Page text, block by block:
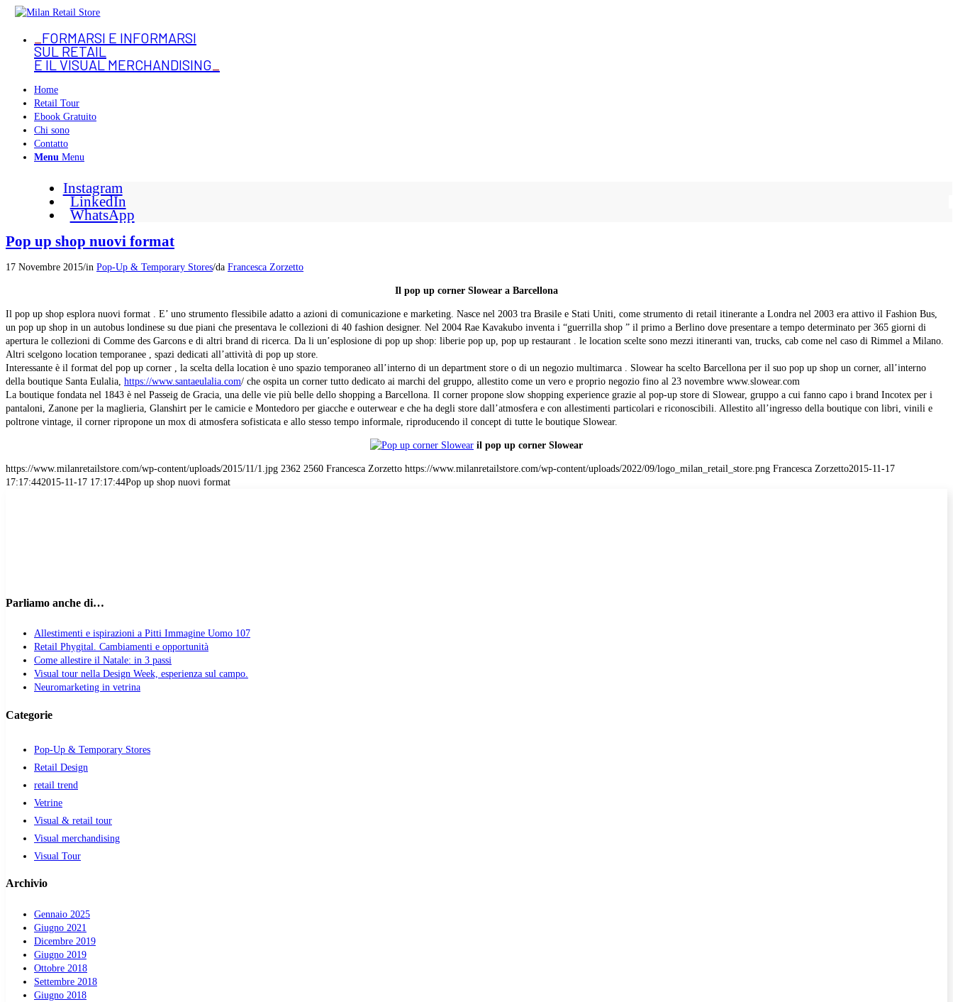
FORMARSI E INFORMARSI
SUL RETAIL
E IL VISUAL MERCHANDISING
Home
Retail Tour
Ebook Gratuito
Chi sono
Contatto
Menu Menu
Instagram
LinkedIn
WhatsApp
Pop up shop nuovi format
17 Novembre 2015/in Pop-Up & Temporary Stores/da Francesca Zorzetto
Il pop up corner Slowear a Barcellona
Il pop up shop esplora nuovi format . E’ uno strumento flessibile adatto a azioni di comunicazione e marketing. Nasce nel 2003 tra Brasile e Stati Uniti, come strumento di retail itinerante a Londra nel 2003 era attivo il Fashion Bus,
un pop up shop in un autobus londinese su due piani che presentava le collezioni di 40 fashion designer. Nel 2004 Rae Kavakubo inventa i “guerrilla shop ” il primo a Berlino dove presentare a tempo determinato per 365 giorni di
apertura le collezioni di Comme des Garcons e di altri brand di ricerca. Da li un’esplosione di pop up shop: liberie pop up, pop up restaurant . le location scelte sono mezzi itineranti van, trucks, cab come nel caso di Rimmel a Milano.
Altri scelgono location temporanee , spazi dedicati all’attività di pop up store.
Interessante è il format del pop up corner , la scelta della location è uno spazio temporaneo all’interno di un department store o di un negozio multimarca . Slowear ha scelto Barcellona per il suo pop up shop un corner, all’interno
della boutique Santa Eulalia, https://www.santaeulalia.com/ che ospita un corner tutto dedicato ai marchi del gruppo, allestito come un vero e proprio negozio fino al 23 novembre www.slowear.com
La boutique fondata nel 1843 è nel Passeig de Gracia, una delle vie più belle dello shopping a Barcellona. Il corner propone slow shopping experience grazie al pop-up store di Slowear, gruppo a cui fanno capo i brand Incotex per i
pantaloni, Zanone per la maglieria, Glanshirt per le camicie e Montedoro per giacche e outerwear e che ha degli store dall’atmosfera e con allestimenti particolari e riconoscibili. Allestito all’ingresso della boutique con libri, vinili e
poltrone vintage, il corner ripropone un mox di atmosfera sofisticata e allo stesso tempo informale, riproducendo il concept di tutte le boutique Slowear.
il pop up corner Slowear
https://www.milanretailstore.com/wp-content/uploads/2015/11/1.jpg 2362 2560 Francesca Zorzetto https://www.milanretailstore.com/wp-content/uploads/2022/09/logo_milan_retail_store.png Francesca Zorzetto2015-11-17
17:17:442015-11-17 17:17:44Pop up shop nuovi format
Parliamo anche di…
Allestimenti e ispirazioni a Pitti Immagine Uomo 107
Retail Phygital. Cambiamenti e opportunità
Come allestire il Natale: in 3 passi
Visual tour nella Design Week, esperienza sul campo.
Neuromarketing in vetrina
Categorie
Pop-Up & Temporary Stores
Retail Design
retail trend
Vetrine
Visual & retail tour
Visual merchandising
Visual Tour
Archivio
Gennaio 2025
Giugno 2021
Dicembre 2019
Giugno 2019
Ottobre 2018
Settembre 2018
Giugno 2018